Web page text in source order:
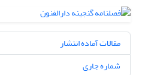
مقالات آماده انتشار
شماره جاری